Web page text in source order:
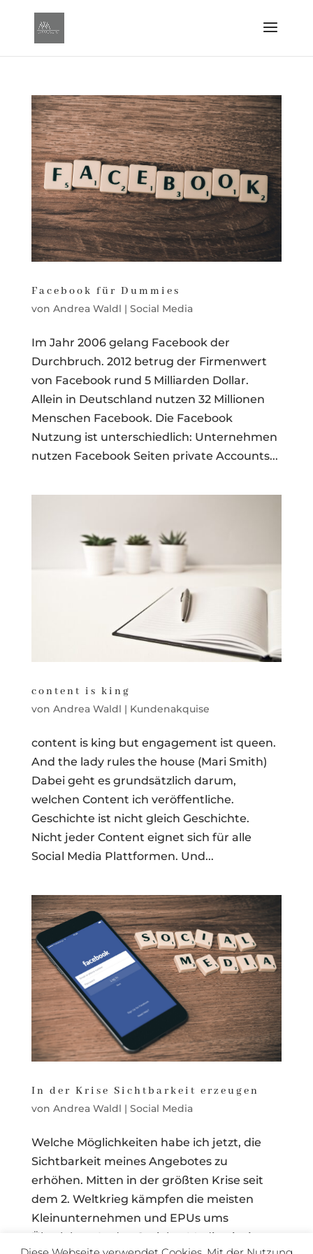
Facebook für Dummies
von Andrea Waldl | Social Media
Im Jahr 2006 gelang Facebook der
Durchbruch. 2012 betrug der Firmenwert
von Facebook rund 5 Milliarden Dollar.
Allein in Deutschland nutzen 32 Millionen
Menschen Facebook. Die Facebook
Nutzung ist unterschiedlich: Unternehmen
nutzen Facebook Seiten private Accounts...
content is king
von Andrea Waldl | Kundenakquise
content is king but engagement ist queen.
And the lady rules the house (Mari Smith)
Dabei geht es grundsätzlich darum,
welchen Content ich veröffentliche.
Geschichte ist nicht gleich Geschichte.
Nicht jeder Content eignet sich für alle
Social Media Plattformen. Und...
In der Krise Sichtbarkeit erzeugen
von Andrea Waldl | Social Media
Welche Möglichkeiten habe ich jetzt, die
Sichtbarkeit meines Angebotes zu
erhöhen. Mitten in der größten Krise seit
dem 2. Weltkrieg kämpfen die meisten
Kleinunternehmen und EPUs ums
Überleben. In den Sozialen Medien ist jetzt